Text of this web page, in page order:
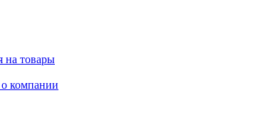
на товары
компании